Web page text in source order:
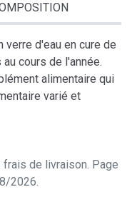
verre d'eau en cure de
cours de l'année.
alimentaire qui
varié et
de livraison. Page
2026.